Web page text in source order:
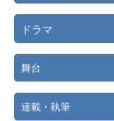
ドラマ
舞台
連載・執筆